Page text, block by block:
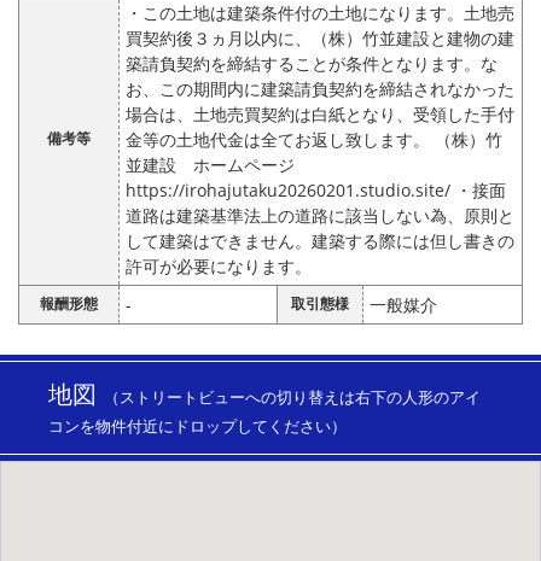
備考等
・この土地は建築条件付の土地になります。土地売
買契約後３ヵ月以内に、（株）竹並建設と建物の建
築請負契約を締結することが条件となります。な
お、この期間内に建築請負契約を締結されなかった
場合は、土地売買契約は白紙となり、受領した手付
金等の土地代金は全てお返し致します。 （株）竹
並建設 ホームページ
https://irohajutaku20260201.studio.site/ ・接面
道路は建築基準法上の道路に該当しない為、原則と
して建築はできません。建築する際には但し書きの
許可が必要になります。
報酬形態 - 取引態様 一般媒介
地図
（ストリートビューへの切り替えは右下の人形のアイ
コンを物件付近にドロップしてください）